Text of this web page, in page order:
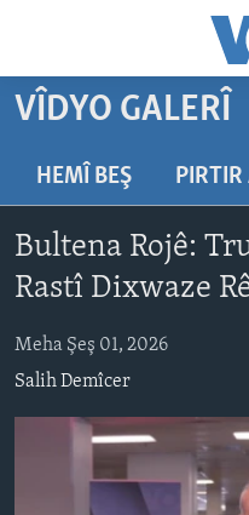
Yekser
here
naveroka
serekî
here
Malpera
Yekser
here
NÛÇE
FOTO GALERÎ
HEVPEYVÎN
AMERÎKA
TIRKÎYE
SÛRÎYE
ÎRAQ
ROJHILATA NAVÎN
VÎDYO GALERÎ
HEMÎ BEŞ PIRTIR
Bultena Rojê:
Rastî Dixwaze
Meha Şeş 01, 2026
Salih Demîcer